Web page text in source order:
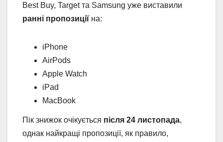
Best Buy, Target та Samsung уже виставили
ранні пропозиції на:
iPhone
AirPods
Apple Watch
iPad
MacBook
Пік знижок очікується після 24 листопада,
однак найкращі пропозиції, як правило,